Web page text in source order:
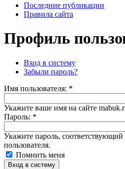
Последние публикации
Правила сайта
Профиль
Вход в систему
Забыли пароль?
Имя пoльзовaтeля: *
Укажите ваше имя на сайте
Пароль: *
Укажите пароль,
пользователя.
Помнить меня